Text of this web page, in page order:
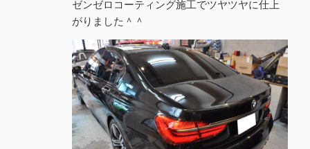
ゼンゼロコーティング施工でツヤツヤに仕上
がりました＾＾